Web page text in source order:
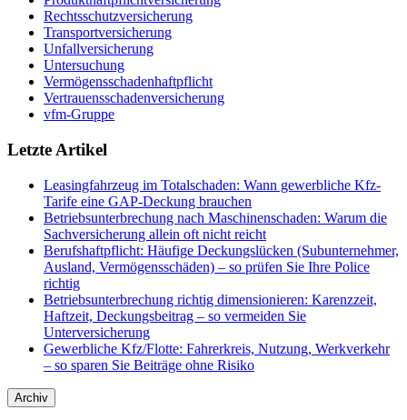
Rechtsschutzversicherung
Transportversicherung
Unfallversicherung
Untersuchung
Vermögensschadenhaftpflicht
Vertrauensschadenversicherung
vfm-Gruppe
Letzte Artikel
Leasingfahrzeug im Totalschaden: Wann gewerbliche Kfz-
Tarife eine GAP-Deckung brauchen
Betriebsunterbrechung nach Maschinenschaden: Warum die
Sachversicherung allein oft nicht reicht
Berufshaftpflicht: Häufige Deckungslücken (Subunternehmer,
Ausland, Vermögensschäden) – so prüfen Sie Ihre Police
richtig
Betriebsunterbrechung richtig dimensionieren: Karenzzeit,
Haftzeit, Deckungsbeitrag – so vermeiden Sie
Unterversicherung
Gewerbliche Kfz/Flotte: Fahrerkreis, Nutzung, Werkverkehr
– so sparen Sie Beiträge ohne Risiko
Archiv